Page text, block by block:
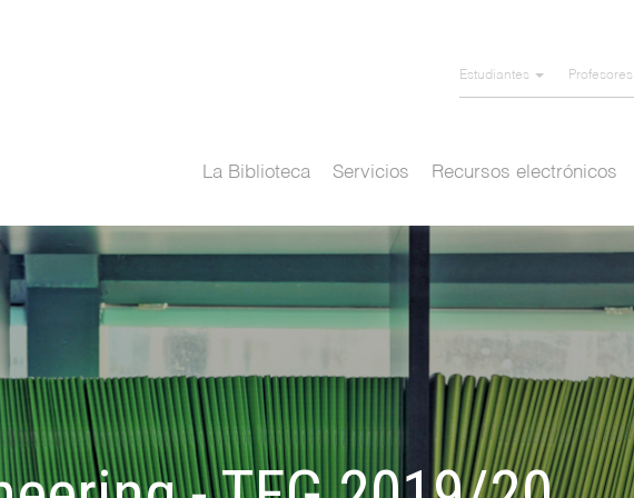
Estudiantes Profesores
La Biblioteca Servicios Recursos electrónicos